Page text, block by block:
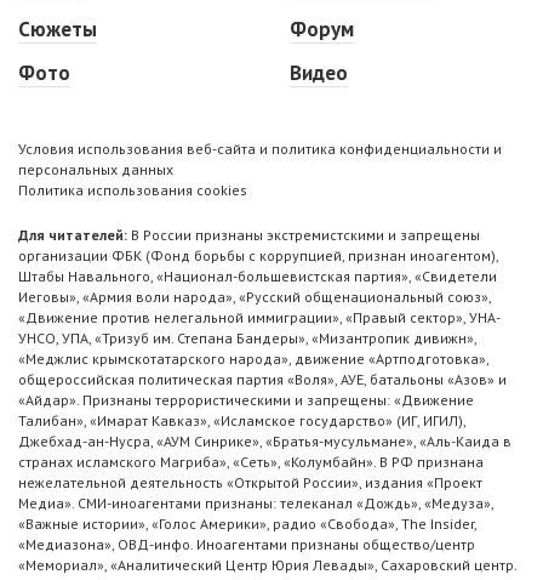
Сюжеты
Фото
Форум
Видео
Условия использования веб-сайта и политика конфиденциальности и
персональных данных
Политика использования cookies
Для читателей: В России признаны экстремистскими и запрещены
организации ФБК (Фонд борьбы с коррупцией, признан иноагентом),
Штабы Навального, «Национал-большевистская партия», «Свидетели
Иеговы», «Армия воли народа», «Русский общенациональный союз»,
«Движение против нелегальной иммиграции», «Правый сектор», УНА-
УНСО, УПА, «Тризуб им. Степана Бандеры», «Мизантропик дивижн»,
«Меджлис крымскотатарского народа», движение «Артподготовка»,
общероссийская политическая партия «Воля», АУЕ, батальоны «Азов» и
«Айдар». Признаны террористическими и запрещены: «Движение
Талибан», «Имарат Кавказ», «Исламское государство» (ИГ, ИГИЛ),
Джебхад-ан-Нусра, «АУМ Синрике», «Братья-мусульмане», «Аль-Каида в
странах исламского Магриба», «Сеть», «Колумбайн». В РФ признана
нежелательной деятельность «Открытой России», издания «Проект
Медиа». СМИ-иноагентами признаны: телеканал «Дождь», «Медуза»,
«Важные истории», «Голос Америки», радио «Свобода», The Insider,
«Медиазона», ОВД-инфо. Иноагентами признаны общество/центр
«Мемориал», «Аналитический Центр Юрия Левады», Сахаровский центр.